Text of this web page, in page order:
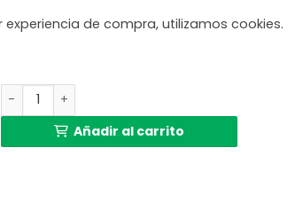
de compra, utilizamos cookies.
Pantalla de Bambú Estructura Abierta Anne
Añadir al carrito